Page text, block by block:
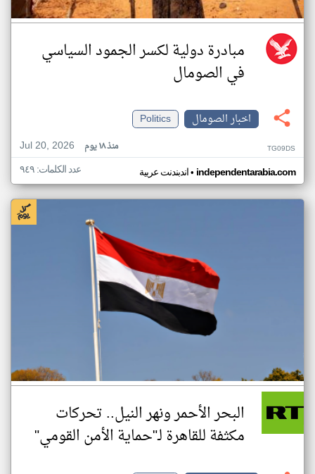
مبادرة دولية لكسر الجمود السياسي
في الصومال
اخبار الصومال
Politics
Jul 20, 2026
منذ ١٨ يوم TG09DS
اندبندنت عربية• independentarabia.com عدد الكلمات: ٩٤٩
البحر الأحمر ونهر النيل.. تحركات
مكثفة للقاهرة لـ"حماية الأمن القومي"